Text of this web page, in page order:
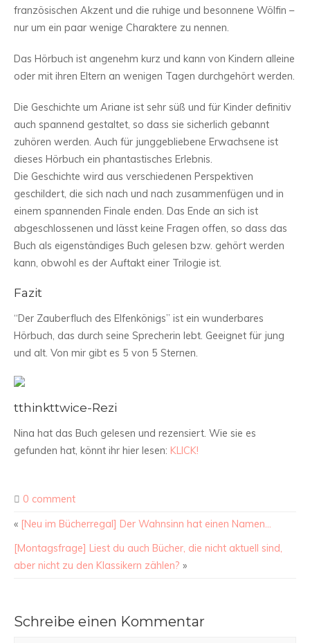
französischen Akzent und die ruhige und besonnene Wölfin –
nur um ein paar wenige Charaktere zu nennen.
Das Hörbuch ist angenehm kurz und kann von Kindern alleine
oder mit ihren Eltern an wenigen Tagen durchgehört werden.
Die Geschichte um Ariane ist sehr süß und für Kinder definitiv
auch spannend gestaltet, so dass sie sicherlich gebannt
zuhören werden. Auch für junggebliebene Erwachsene ist
dieses Hörbuch ein phantastisches Erlebnis.
Die Geschichte wird aus verschiedenen Perspektiven
geschildert, die sich nach und nach zusammenfügen und in
einem spannenden Finale enden. Das Ende an sich ist
abgeschlossenen und lässt keine Fragen offen, so dass das
Buch als eigenständiges Buch gelesen bzw. gehört werden
kann, obwohl es der Auftakt einer Trilogie ist.
Fazit
“Der Zauberfluch des Elfenkönigs” ist ein wunderbares
Hörbuch, das durch seine Sprecherin lebt. Geeignet für jung
und alt. Von mir gibt es 5 von 5 Sternen.
tthinkttwice-Rezi
Nina hat das Buch gelesen und rezensiert. Wie sie es
gefunden hat, könnt ihr hier lesen: KLICK!
0 comment
« [Neu im Bücherregal] Der Wahnsinn hat einen Namen…
[Montagsfrage] Liest du auch Bücher, die nicht aktuell sind,
aber nicht zu den Klassikern zählen? »
Schreibe einen Kommentar